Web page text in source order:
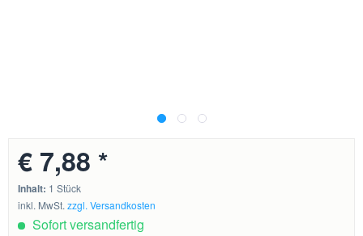
€ 7,88 *
Inhalt: 1 Stück
inkl. MwSt.zzgl. Versandkosten
Sofort versandfertig